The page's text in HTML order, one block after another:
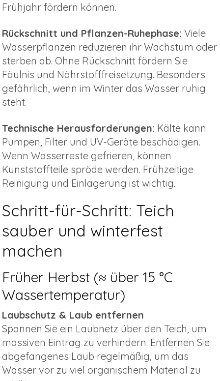
Frühjahr fördern können.
Rückschnitt und Pflanzen-Ruhephase: Viele
Wasserpflanzen reduzieren ihr Wachstum oder
sterben ab. Ohne Rückschnitt fördern Sie
Fäulnis und Nährstofffreisetzung. Besonders
gefährlich, wenn im Winter das Wasser ruhig
steht.
Technische Herausforderungen: Kälte kann
Pumpen, Filter und UV-Geräte beschädigen.
Wenn Wasserreste gefrieren, können
Kunststoffteile spröde werden. Frühzeitige
Reinigung und Einlagerung ist wichtig.
Schritt-für-Schritt: Teich
sauber und winterfest
machen
Früher Herbst (≈ über 15 °C
Wassertemperatur)
Laubschutz & Laub entfernen
Spannen Sie ein Laubnetz über den Teich, um
massiven Eintrag zu verhindern. Entfernen Sie
abgefangenes Laub regelmäßig, um das
Wasser vor zu viel organischem Material zu